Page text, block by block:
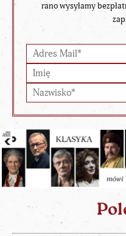
rano wysyłamy